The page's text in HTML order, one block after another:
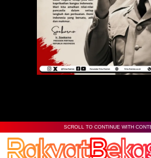
SCROLL TO CONTINUE WITH